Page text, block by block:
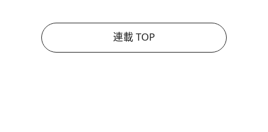
連載 TOP